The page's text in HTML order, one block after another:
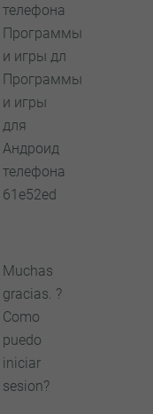
телефона
Программы
и игры дл
Программы
и игры
для
Андроид
телефона
61e52ed
Muchas
gracias. ?
Como
puedo
iniciar
sesion?